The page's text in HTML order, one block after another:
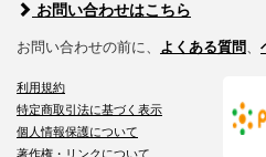
お問い合わせはこちら
お問い合わせの前に、 よくある質問、
利用規約
特定商取引法に基づく表示
個人情報保護について
著作権・リンクについて